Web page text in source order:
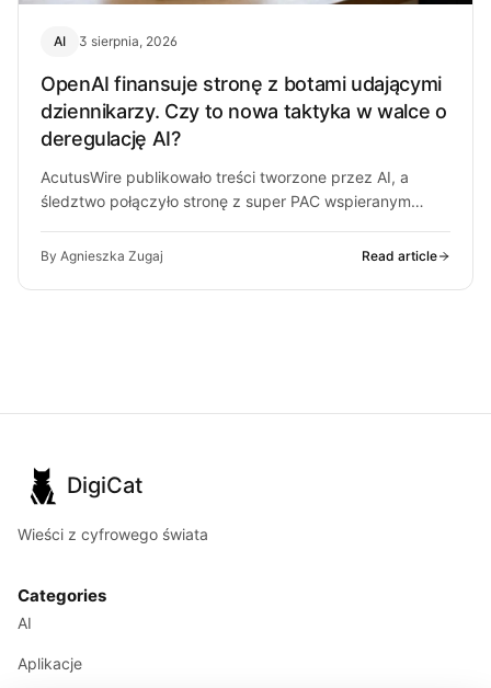
AI 3 sierpnia, 2026
OpenAI finansuje stronę z botami udającymi
dziennikarzy. Czy to nowa taktyka w walce o
deregulację AI?
AcutusWire publikowało treści tworzone przez AI, a
śledztwo połączyło stronę z super PAC wspieranym
By Agnieszka Zugaj Read article
DigiCat
Wieści z cyfrowego świata
Categories
AI
Aplikacje